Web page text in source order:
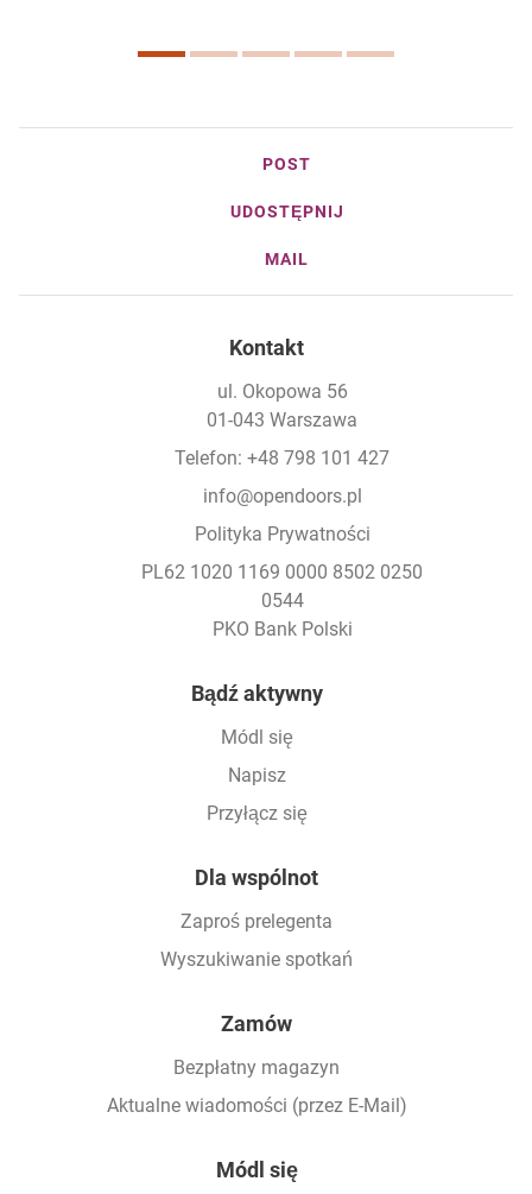
POST
UDOSTĘPNIJ
MAIL
Kontakt
ul. Okopowa 56
01-043 Warszawa
Telefon: +48 798 101 427
info@opendoors.pl
Polityka Prywatności
PL62 1020 1169 0000 8502 0250
0544
PKO Bank Polski
Bądź aktywny
Módl się
Napisz
Przyłącz się
Dla wspólnot
Zaproś prelegenta
Wyszukiwanie spotkań
Zamów
Bezpłatny magazyn
Aktualne wiadomości (przez E-Mail)
Módl się